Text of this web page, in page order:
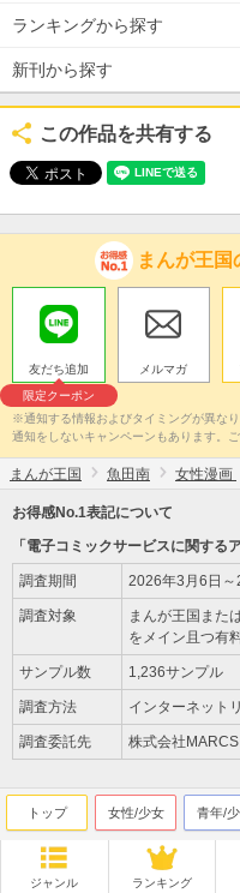
ランキングから探す
新刊から探す
この作品を共有する
まんが王国
友だち追加
限定クーポン
メルマガ
※通知する情報およびタイミングが異な
通知をしないキャンペーンもあります。ご
まんが王国 魚田南 女性漫画
お得感No.1表記について
「電子コミックサービスに関する
調査期間 2026年3月6日～
調査対象
まんが王国また
をメイン且つ有
サンプル数 1,236サンプル
調査方法 インターネット
調査委託先 株式会社MARCS
トップ 女性/少女 青年/
ジャンル ランキング